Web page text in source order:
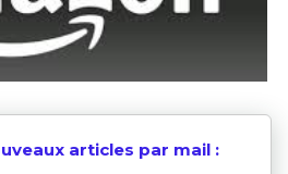
articles par mail :